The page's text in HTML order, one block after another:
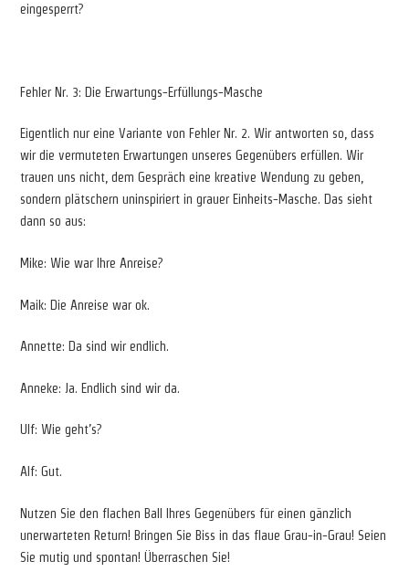
eingesperrt?
Fehler Nr. 3: Die Erwartungs-Erfüllungs-Masche
Eigentlich nur eine Variante von Fehler Nr. 2. Wir antworten so, dass
wir die vermuteten Erwartungen unseres Gegenübers erfüllen. Wir
trauen uns nicht, dem Gespräch eine kreative Wendung zu geben,
sondern plätschern uninspiriert in grauer Einheits-Masche. Das sieht
dann so aus:
Mike: Wie war Ihre Anreise?
Maik: Die Anreise war ok.
Annette: Da sind wir endlich.
Anneke: Ja. Endlich sind wir da.
Ulf: Wie geht’s?
Alf: Gut.
Nutzen Sie den flachen Ball Ihres Gegenübers für einen gänzlich
unerwarteten Return! Bringen Sie Biss in das flaue Grau-in-Grau! Seien
Sie mutig und spontan! Überraschen Sie!